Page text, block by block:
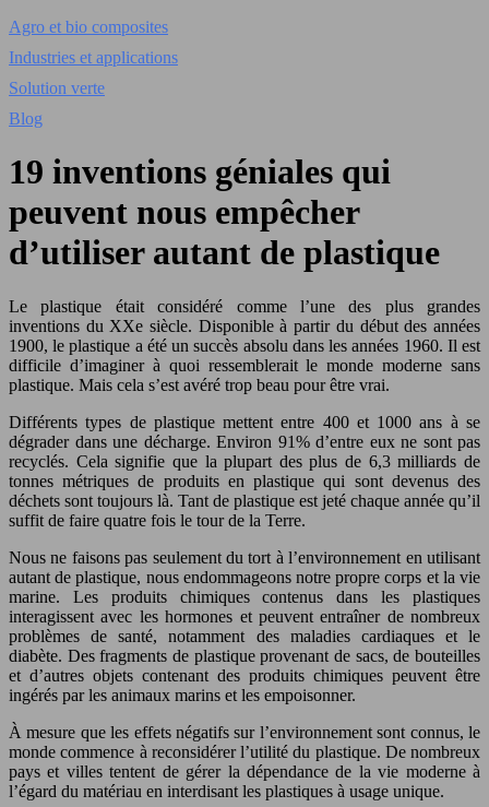
Agro et bio composites
Industries et applications
Solution verte
Blog
19 inventions géniales qui
peuvent nous empêcher
d’utiliser autant de plastique
Le plastique était considéré comme l’une des plus grandes
inventions du XXe siècle. Disponible à partir du début des années
1900, le plastique a été un succès absolu dans les années 1960. Il est
difficile d’imaginer à quoi ressemblerait le monde moderne sans
plastique. Mais cela s’est avéré trop beau pour être vrai.
Différents types de plastique mettent entre 400 et 1000 ans à se
dégrader dans une décharge. Environ 91% d’entre eux ne sont pas
recyclés. Cela signifie que la plupart des plus de 6,3 milliards de
tonnes métriques de produits en plastique qui sont devenus des
déchets sont toujours là. Tant de plastique est jeté chaque année qu’il
suffit de faire quatre fois le tour de la Terre.
Nous ne faisons pas seulement du tort à l’environnement en utilisant
autant de plastique, nous endommageons notre propre corps et la vie
marine. Les produits chimiques contenus dans les plastiques
interagissent avec les hormones et peuvent entraîner de nombreux
problèmes de santé, notamment des maladies cardiaques et le
diabète. Des fragments de plastique provenant de sacs, de bouteilles
et d’autres objets contenant des produits chimiques peuvent être
ingérés par les animaux marins et les empoisonner.
À mesure que les effets négatifs sur l’environnement sont connus, le
monde commence à reconsidérer l’utilité du plastique. De nombreux
pays et villes tentent de gérer la dépendance de la vie moderne à
l’égard du matériau en interdisant les plastiques à usage unique.